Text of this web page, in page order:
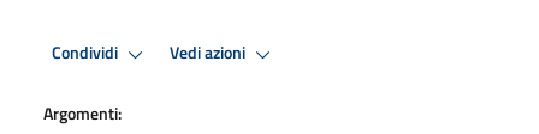
Condividi Vedi azioni
Argomenti: